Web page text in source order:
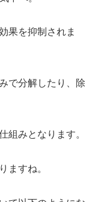
果を抑制されま
で分解したり、除
組みとなります。
ますね。